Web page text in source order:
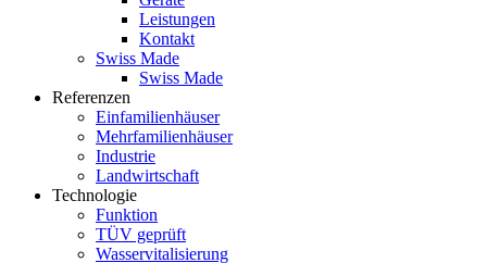
Leistungen
Kontakt
Swiss Made
Swiss Made
Referenzen
Einfamilienhäuser
Mehrfamilienhäuser
Industrie
Landwirtschaft
Technologie
Funktion
TÜV geprüft
Wasservitalisierung